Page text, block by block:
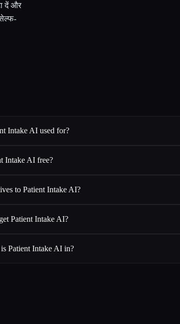
दें और
Intake AI used for?
Intake AI free?
to Patient Intake AI?
Patient Intake AI?
Patient Intake AI in?